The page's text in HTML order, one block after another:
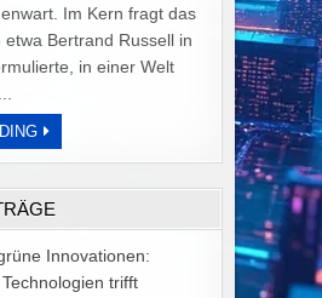
Im Kern fragt das
Bertrand Russell in
in einer Welt
DER
PREIS
POLITISCHER
VON
ALEX
GOODMAN
Innovationen:
trifft